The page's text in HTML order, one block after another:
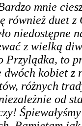
mnie
również duet
niedostępne
z wielką
Przylądka, to
dwóch kobiet z
różnych
od